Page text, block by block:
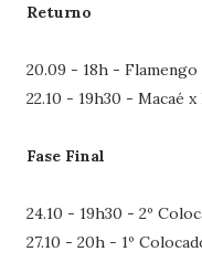
Returno
20.09 - 18h - Flamengo
22.10 - 19h30 - Macaé
Fase Final
24.10 - 19h30 - 2º
27.10 - 20h - 1º